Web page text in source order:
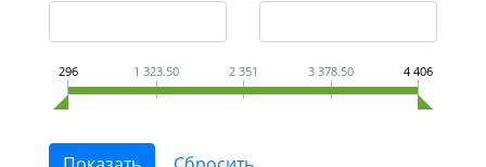
296 1 323.50 2 351 3 378.50 4 406